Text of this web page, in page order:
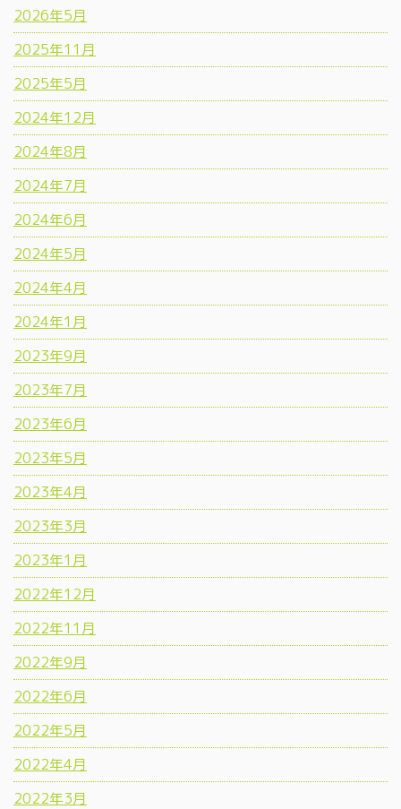
2026年5月
2025年11月
2025年5月
2024年12月
2024年8月
2024年7月
2024年6月
2024年5月
2024年4月
2024年1月
2023年9月
2023年7月
2023年6月
2023年5月
2023年4月
2023年3月
2023年1月
2022年12月
2022年11月
2022年9月
2022年6月
2022年5月
2022年4月
2022年3月